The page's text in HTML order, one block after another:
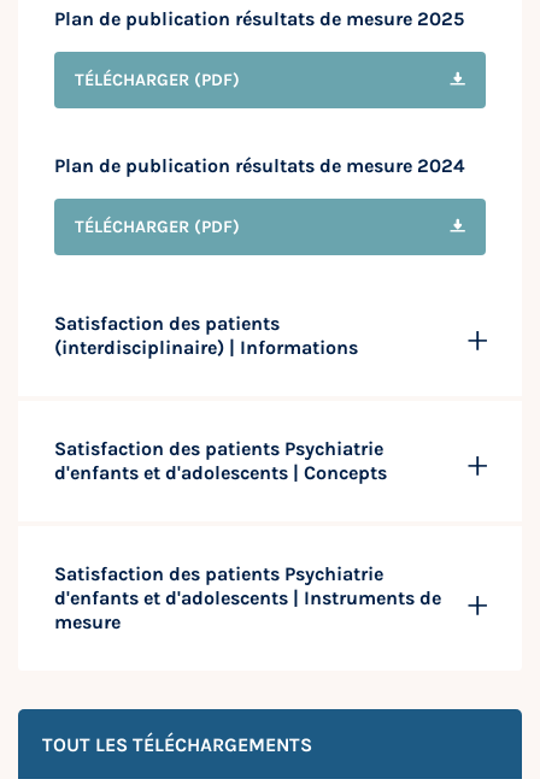
TOUT LES TÉLÉCHARGEMENTS
Plan de publication résultats de mesure 2025
TÉLÉCHARGER (PDF)
Plan de publication résultats de mesure 2024
TÉLÉCHARGER (PDF)
Satisfaction des patients
(interdisciplinaire) | Informations
Satisfaction des patients Psychiatrie
d'enfants et d'adolescents | Concepts
Satisfaction des patients Psychiatrie
d'enfants et d'adolescents | Instruments de
mesure